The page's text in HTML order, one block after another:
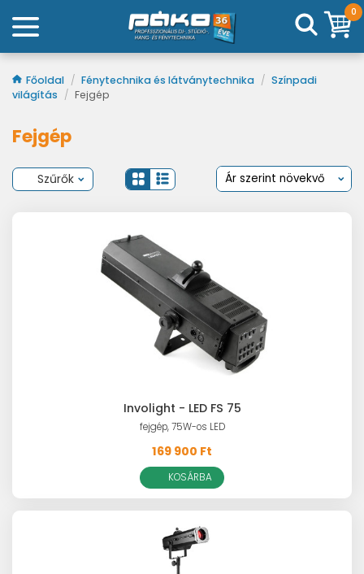
0
Főoldal / Fénytechnika és látványtechnika / Színpadi
világítás / Fejgép
Fejgép
Szűrők
Involight - LED FS 75
fejgép, 75W-os LED
169 900 Ft
KOSÁRBA